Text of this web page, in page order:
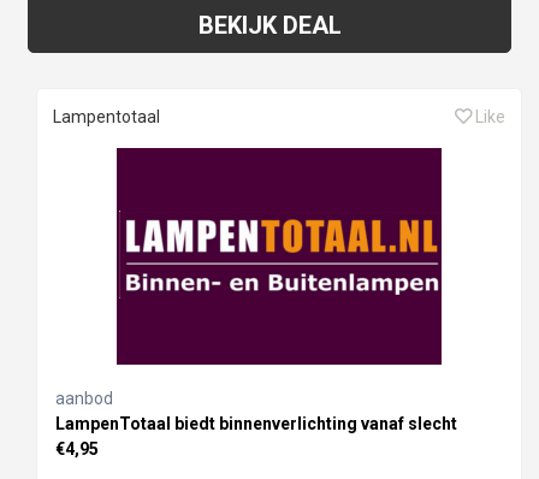
BEKIJK DEAL
Lampentotaal Like
aanbod
LampenTotaal biedt binnenverlichting vanaf slecht
€4,95